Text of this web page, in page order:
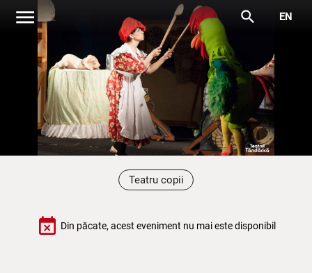
menu search EN
Teatru copii
event_busy Din păcate, acest eveniment nu mai este disponibil